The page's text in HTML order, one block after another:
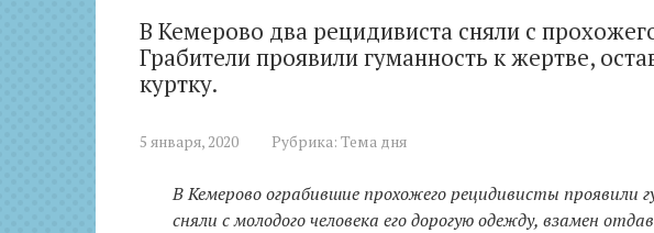
В Кемерово два рецидивиста сняли с
Грабители проявили гуманность к жертве,
куртку.
5 января, 2020 Рубрика: Тема дня
В Кемерово ограбившие прохожего рецидивисты проявили
сняли с молодого человека его дорогую одежду, взамен